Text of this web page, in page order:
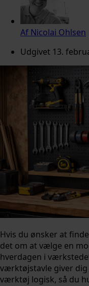
Af Nicolai Ohlsen
Udgivet 13.
Hvis du ønsker at
det om at vælge en
hverdagen i
værktøjstavle giver
værktøj logisk, så du